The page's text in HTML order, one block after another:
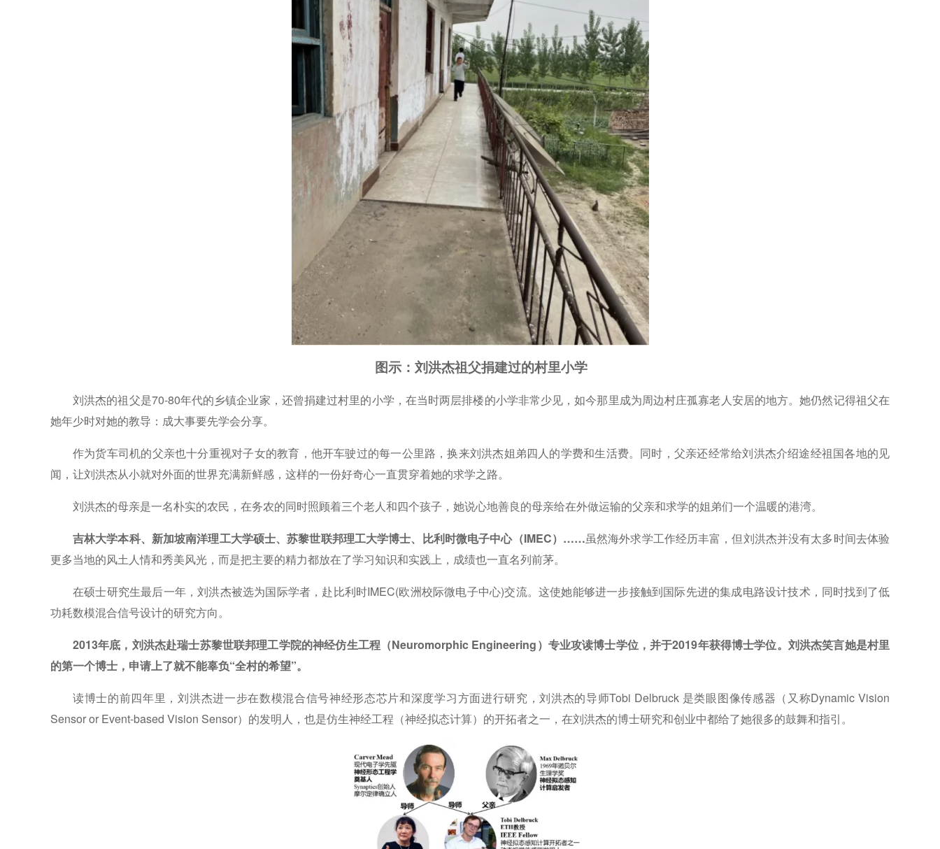
图示：刘洪杰祖父捐建过的村里小学
刘洪杰的祖父是70-80年代的乡镇企业家，还曾捐建过村里的小学，在当时两层排楼的小学非常少见，如今那里成为周边村庄孤寡老人安居的地方。她仍然记得祖父在
她年少时对她的教导：成大事要先学会分享。
作为货车司机的父亲也十分重视对子女的教育，他开车驶过的每一公里路，换来刘洪杰姐弟四人的学费和生活费。同时，父亲还经常给刘洪杰介绍途经祖国各地的见
闻，让刘洪杰从小就对外面的世界充满新鲜感，这样的一份好奇心一直贯穿着她的求学之路。
刘洪杰的母亲是一名朴实的农民，在务农的同时照顾着三个老人和四个孩子，她说心地善良的母亲给在外做运输的父亲和求学的姐弟们一个温暖的港湾。
吉林大学本科、新加坡南洋理工大学硕士、苏黎世联邦理工大学博士、比利时微电子中心（IMEC）……虽然海外求学工作经历丰富，但刘洪杰并没有太多时间去体验
更多当地的风土人情和秀美风光，而是把主要的精力都放在了学习知识和实践上，成绩也一直名列前茅。
在硕士研究生最后一年，刘洪杰被选为国际学者，赴比利时IMEC(欧洲校际微电子中心)交流。这使她能够进一步接触到国际先进的集成电路设计技术，同时找到了低
功耗数模混合信号设计的研究方向。
2013年底，刘洪杰赴瑞士苏黎世联邦理工学院的神经仿生工程（Neuromorphic Engineering）专业攻读博士学位，并于2019年获得博士学位。刘洪杰笑言她是村里
的第一个博士，申请上了就不能辜负“全村的希望”。
读博士的前四年里，刘洪杰进一步在数模混合信号神经形态芯片和深度学习方面进行研究，刘洪杰的导师Tobi Delbruck 是类眼图像传感器（又称Dynamic Vision
Sensor or Event-based Vision Sensor）的发明人，也是仿生神经工程（神经拟态计算）的开拓者之一，在刘洪杰的博士研究和创业中都给了她很多的鼓舞和指引。